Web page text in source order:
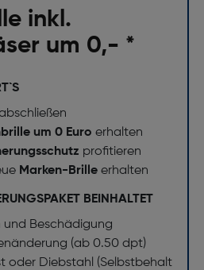
inkl.
um 0,- *
um 0 Euro erhalten
profitieren
Marken-Brille erhalten
BEINHALTET
und Beschädigung
(ab 0.50 dpt)
oder Diebstahl (Selbstbehalt